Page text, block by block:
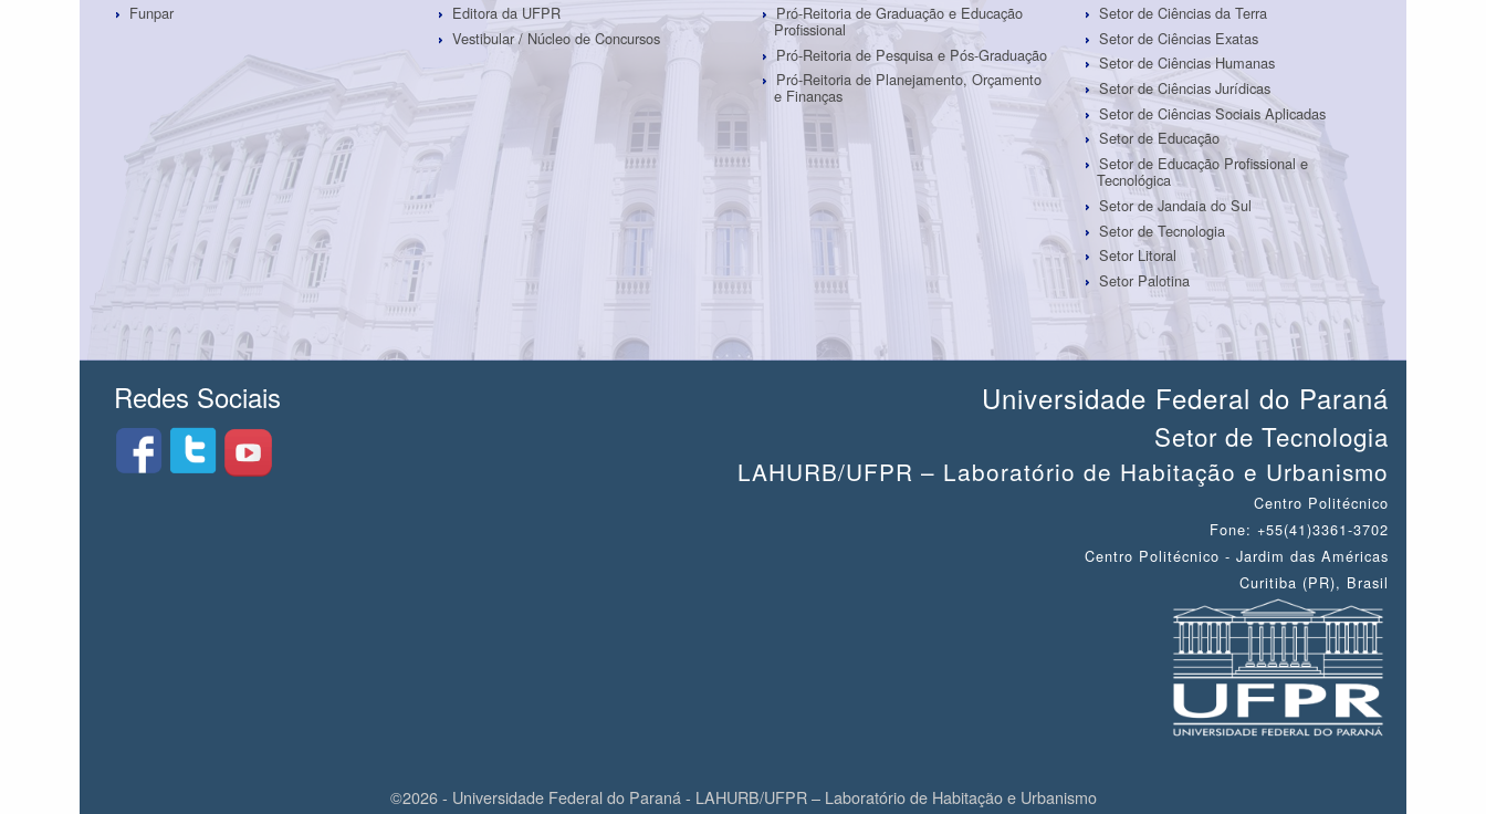
Funpar
Editora da UFPR
Vestibular / Núcleo de Concursos
Pró-Reitoria de Graduação e Educação
Profissional
Pró-Reitoria de Pesquisa e Pós-Graduação
Pró-Reitoria de Planejamento, Orçamento
e Finanças
Setor de Ciências da Terra
Setor de Ciências Exatas
Setor de Ciências Humanas
Setor de Ciências Jurídicas
Setor de Ciências Sociais Aplicadas
Setor de Educação
Setor de Educação Profissional e
Tecnológica
Setor de Jandaia do Sul
Setor de Tecnologia
Setor Litoral
Setor Palotina
Redes Sociais Universidade Federal do Paraná
Setor de Tecnologia
LAHURB/UFPR – Laboratório de Habitação e Urbanismo
Centro Politécnico
Fone: +55(41)3361-3702
Centro Politécnico - Jardim das Américas
Curitiba (PR), Brasil
©2026 - Universidade Federal do Paraná - LAHURB/UFPR – Laboratório de Habitação e Urbanismo